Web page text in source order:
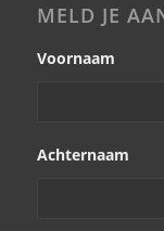
MELD JE
Voornaam
Achternaam